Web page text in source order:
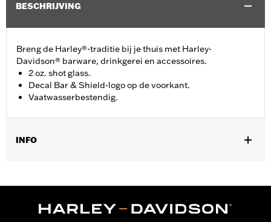
BESCHRIJVING
Breng de Harley®-traditie bij je thuis met Harley-
Davidson® barware, drinkgerei en accessoires.
2 oz. shot glass.
Decal Bar & Shield-logo op de voorkant.
Vaatwasserbestendig.
INFO
Vendor Style Nummer:HDX-98713